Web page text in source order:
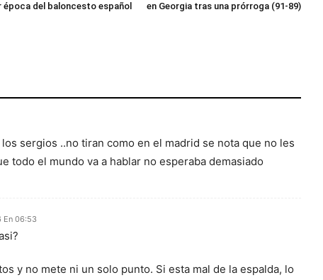
época del baloncesto español
en Georgia tras una prórroga (91-89)
sergios ..no tiran como en el madrid se nota que no les
todo el mundo va a hablar no esperaba demasiado
En 06:53
y no mete ni un solo punto. Si esta mal de la espalda, lo